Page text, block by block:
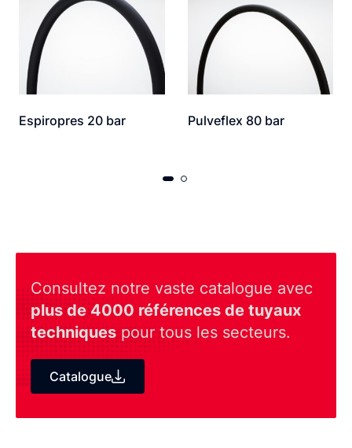
Espiropres 20 bar Pulveflex 80 bar
Consultez notre vaste catalogue avec
plus de 4000 références de tuyaux
techniques pour tous les secteurs.
Catalogue